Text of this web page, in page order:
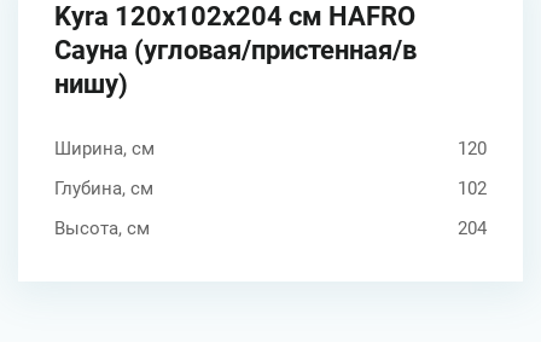
Kyra 120x102x204 см HAFRO
Сауна (угловая/пристенная/в
нишу)
Ширина, см
120
Глубина, см
102
Высота, см
204